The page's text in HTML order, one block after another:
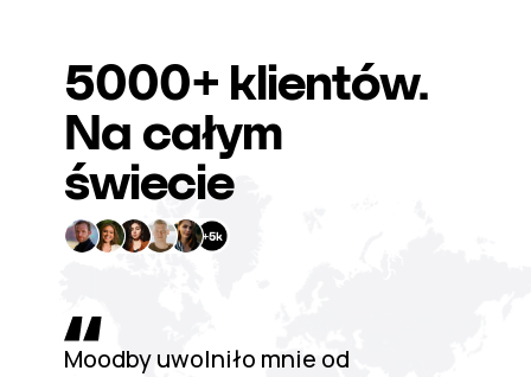
Moodby uwolniło mnie od
5000+ klientów.
Na całym
świecie